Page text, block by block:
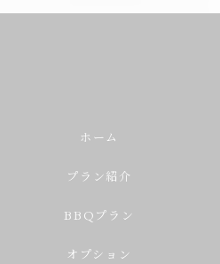
ホーム
プラン紹介
BBQプラン
オプション